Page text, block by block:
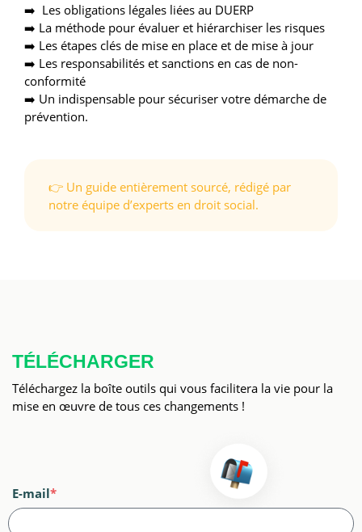
➡️ Les obligations légales liées au DUERP
➡️ La méthode pour évaluer et hiérarchiser les risques
➡️ Les étapes clés de mise en place et de mise à jour
➡️ Les responsabilités et sanctions en cas de non-
conformité
➡️ Un indispensable pour sécuriser votre démarche de
prévention.
👉 Un guide entièrement sourcé, rédigé par
notre équipe d’experts en droit social.
TÉLÉCHARGER
Téléchargez la boîte outils qui vous facilitera la vie pour la
mise en œuvre de tous ces changements !
E-mail*